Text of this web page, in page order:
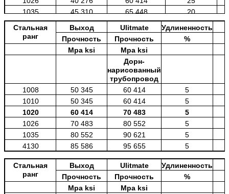
1035
45 310 65 448
20
Стальная
ранг
Выход Ulitmate
Удлиненность
Прочность
Прочность %
Mpa ksi
Mpa ksi
Дорн-
нарисованный
трубопровод
1008
50 345 60 414
5
1010
50 345 60 414
5
1020
60 414 70 483
5
1026
70 483 80 552
5
1035
80 552 90 621
5
4130
85 586 95 655
5
4140
100 690 110 758
5
Стальная
ранг
Выход Ulitmate
Удлиненность
Прочность
Прочность %
Mpa ksi
Mpa ksi